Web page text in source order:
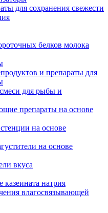
для сохранения свежести
белков молока
и препараты для
для рыбы и
препараты на основе
на основе
на основе
вкуса
казеината натрия
влагосвязывающей